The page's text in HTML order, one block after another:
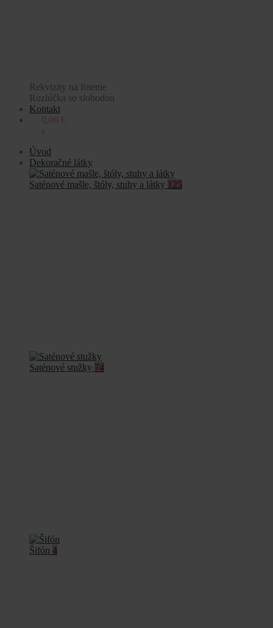
Rekvizity na fotenie
Rozlúčka so slobodou
Kontakt
0,00 €
0
Úvod
Dekoračné látky
Saténové mašle, štóly, stuhy a látky 125
Saténové stužky 74
Šifón 4